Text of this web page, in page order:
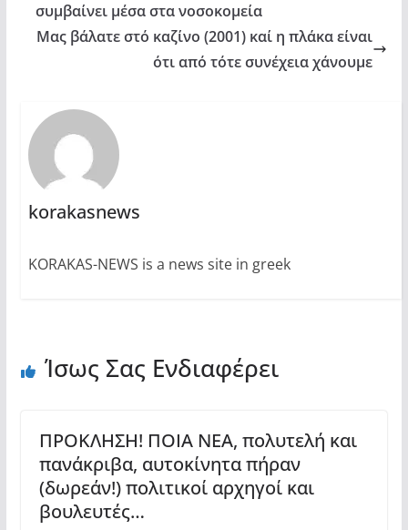
συμβαίνει μέσα στα νοσοκομεία
Μας βάλατε στό καζίνο (2001) καί η πλάκα είναι
ότι από τότε συνέχεια χάνουμε
korakasnews
KORAKAS-NEWS is a news site in greek
Ίσως Σας Ενδιαφέρει
ΠΡΟΚΛΗΣΗ! ΠΟΙΑ ΝΕΑ, πολυτελή και
πανάκριβα, αυτοκίνητα πήραν
(δωρεάν!) πολιτικοί αρχηγοί και
βουλευτές…